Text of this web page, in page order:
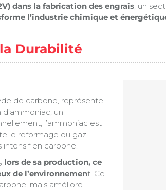
dans la fabrication des engrais , un
l’industrie chimique et
Durabilité
de carbone, représente
un
l’ammoniac est
le reformage du gaz
en carbone.
lors de sa production, ce
de l’environnement. Ce
mais améliore